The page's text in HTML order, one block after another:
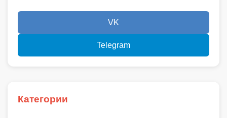
VK
Telegram
Категории